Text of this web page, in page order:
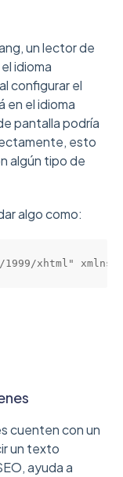
un lector de
idioma
configurar el
en el idioma
pantalla podría
esto
algún tipo de
algo como:
1999/xhtml"
cuenten con un
un texto
ayuda a